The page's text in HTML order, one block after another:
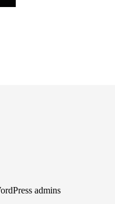
admins